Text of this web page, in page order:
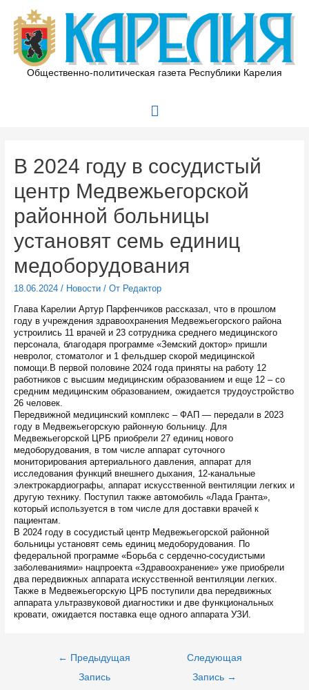
содержимому
Общественно-политическая газета Республики Карелия
Главное
В 2024 году в сосудистый
центр Медвежьегорской
районной больницы
установят семь единиц
медоборудования
18.06.2024/ Новости/ От Редактор
Глава Карелии Артур Парфенчиков рассказал, что в прошлом
году в учреждения здравоохранения Медвежьегорского района
устроились 11 врачей и 23 сотрудника среднего медицинского
персонала, благодаря программе «Земский доктор» пришли
невролог, стоматолог и 1 фельдшер скорой медицинской
помощи.В первой половине 2024 года приняты на работу 12
работников с высшим медицинским образованием и еще 12 – со
средним медицинским образованием, ожидается трудоустройство
26 человек.
Передвижной медицинский комплекс – ФАП — передали в 2023
году в Медвежьегорскую районную больницу. Для
Медвежьегорской ЦРБ приобрели 27 единиц нового
медоборудования, в том числе аппарат суточного
мониторирования артериального давления, аппарат для
исследования функций внешнего дыхания, 12-канальные
электрокардиографы, аппарат искусственной вентиляции легких и
другую технику. Поступил также автомобиль «Лада Гранта»,
который используется в том числе для доставки врачей к
пациентам.
В 2024 году в сосудистый центр Медвежьегорской районной
больницы установят семь единиц медоборудования. По
федеральной программе «Борьба с сердечно-сосудистыми
заболеваниями» нацпроекта «Здравоохранение» уже приобрели
два передвижных аппарата искусственной вентиляции легких.
Также в Медвежьегорскую ЦРБ поступили два передвижных
аппарата ультразвуковой диагностики и две функциональных
кровати, ожидается поставка еще одного аппарата УЗИ.
Навигация
← Предыдущая
Запись
Следующая
Запись →